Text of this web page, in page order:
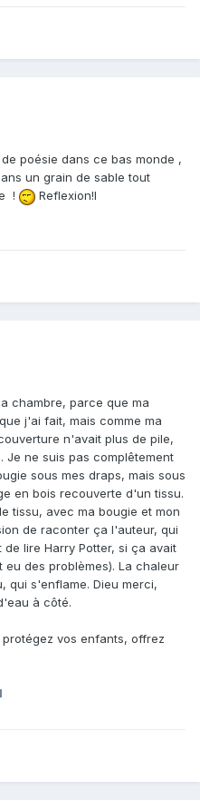
poésie dans ce bas monde ,
un grain de sable tout
!
Reflexion!l
chambre, parce que ma
j'ai fait, mais comme ma
n'avait plus de pile,
Je ne suis pas complêtement
sous mes draps, mais sous
en bois recouverte d'un tissu.
tissu, avec ma bougie et mon
de raconter ça l'auteur, qui
lire Harry Potter, si ça avait
des problèmes). La chaleur
qui s'enflame. Dieu merci,
à côté.
protégez vos enfants, offrez